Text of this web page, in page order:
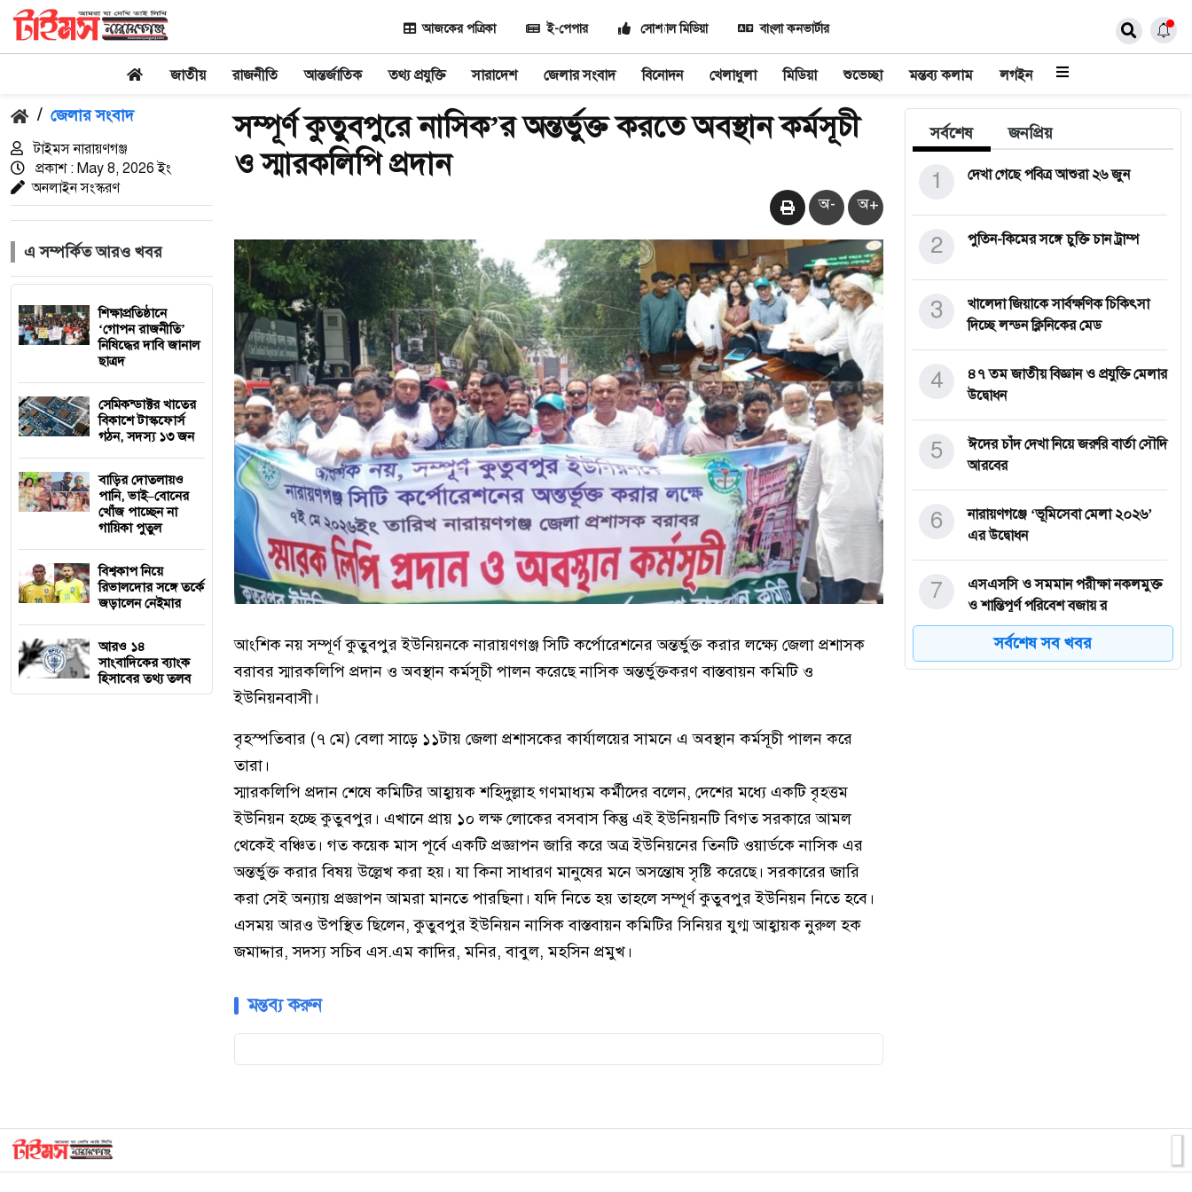
আজকের পত্রিকা ই-পেপার সোশ্যাল মিডিয়া বাংলা কনভার্টার
জাতীয় রাজনীতি আন্তর্জাতিক তথ্য প্রযুক্তি সারাদেশ জেলার সংবাদ বিনোদন খেলাধুলা মিডিয়া শুভেচ্ছা মন্তব্য কলাম লগইন
/ জেলার সংবাদ
টাইমস নারায়ণগঞ্জ
প্রকাশ : May 8, 2026 ইং
অনলাইন সংস্করণ
এ সম্পর্কিত আরও খবর
শিক্ষাপ্রতিষ্ঠানে
‘গোপন রাজনীতি’
নিষিদ্ধের দাবি জানাল
ছাত্রদ
সেমিকন্ডাক্টর খাতের
বিকাশে টাস্কফোর্স
গঠন, সদস্য ১৩ জন
বাড়ির দোতলায়ও
পানি, ভাই–বোনের
খোঁজ পাচ্ছেন না
গায়িকা পুতুল
বিশ্বকাপ নিয়ে
রিভালদোর সঙ্গে তর্কে
জড়ালেন নেইমার
আরও ১৪
সাংবাদিকের ব্যাংক
হিসাবের তথ্য তলব
সম্পূর্ণ কুতুবপুরে নাসিক’র অন্তর্ভুক্ত করতে অবস্থান কর্মসূচী
ও স্মারকলিপি প্রদান
অ- অ+
আংশিক নয় সম্পূর্ণ কুতুবপুর ইউনিয়নকে নারায়ণগঞ্জ সিটি কর্পোরেশনের অন্তর্ভুক্ত করার লক্ষ্যে জেলা প্রশাসক
বরাবর স্মারকলিপি প্রদান ও অবস্থান কর্মসূচী পালন করেছে নাসিক অন্তর্ভুক্তকরণ বাস্তবায়ন কমিটি ও
ইউনিয়নবাসী।
বৃহস্পতিবার (৭ মে) বেলা সাড়ে ১১টায় জেলা প্রশাসকের কার্যালয়ের সামনে এ অবস্থান কর্মসূচী পালন করে
তারা।
স্মারকলিপি প্রদান শেষে কমিটির আহ্বায়ক শহিদুল্লাহ গণমাধ্যম কর্মীদের বলেন, দেশের মধ্যে একটি বৃহত্তম
ইউনিয়ন হচ্ছে কুতুবপুর। এখানে প্রায় ১০ লক্ষ লোকের বসবাস কিন্তু এই ইউনিয়নটি বিগত সরকারে আমল
থেকেই বঞ্চিত। গত কয়েক মাস পূর্বে একটি প্রজ্ঞাপন জারি করে অত্র ইউনিয়নের তিনটি ওয়ার্ডকে নাসিক এর
অন্তর্ভুক্ত করার বিষয় উল্লেখ করা হয়। যা কিনা সাধারণ মানুষের মনে অসন্তোষ সৃষ্টি করেছে। সরকারের জারি
করা সেই অন্যায় প্রজ্ঞাপন আমরা মানতে পারছিনা। যদি নিতে হয় তাহলে সম্পূর্ণ কুতুবপুর ইউনিয়ন নিতে হবে।
এসময় আরও উপস্থিত ছিলেন, কুতুবপুর ইউনিয়ন নাসিক বাস্তবায়ন কমিটির সিনিয়র যুগ্ম আহ্বায়ক নুরুল হক
জমাদ্দার, সদস্য সচিব এস.এম কাদির, মনির, বাবুল, মহসিন প্রমুখ।
মন্তব্য করুন
সর্বশেষ জনপ্রিয়
দেখা গেছে পবিত্র আশুরা ২৬ জুন
1
পুতিন-কিমের সঙ্গে চুক্তি চান ট্রাম্প
2
খালেদা জিয়াকে সার্বক্ষণিক চিকিৎসা
দিচ্ছে লন্ডন ক্লিনিকের মেড
3
৪৭ তম জাতীয় বিজ্ঞান ও প্রযুক্তি মেলার
উদ্বোধন
4
ঈদের চাঁদ দেখা নিয়ে জরুরি বার্তা সৌদি
আরবের
5
নারায়ণগঞ্জে ‘ভূমিসেবা মেলা ২০২৬’
এর উদ্বোধন
6
এসএসসি ও সমমান পরীক্ষা নকলমুক্ত
ও শান্তিপূর্ণ পরিবেশ বজায় র
7
শহীদ বাপ্পীর নেতৃত্বে জেলা ট্রাক,
8
সর্বশেষ সব খবর